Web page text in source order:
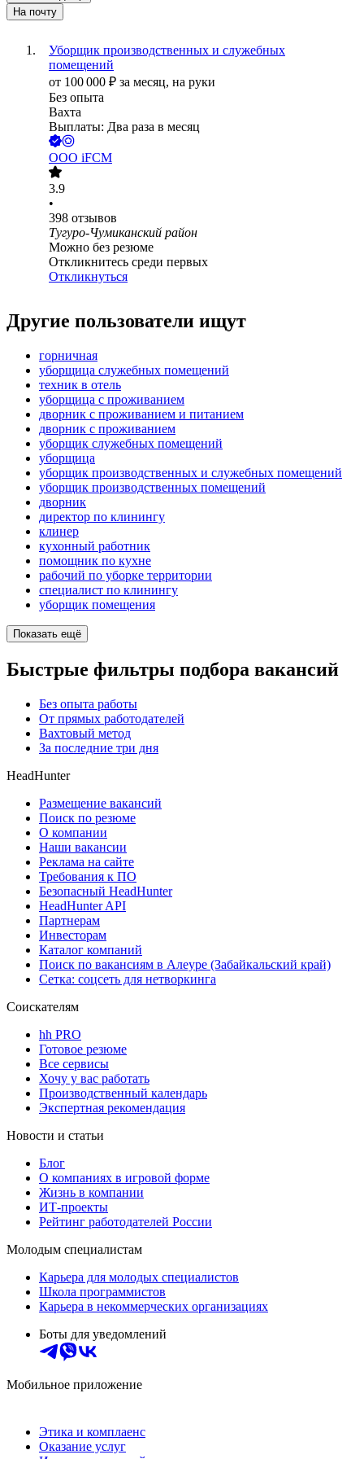
На почту
Уборщик производственных и служебных
помещений
от 100 000 ₽ за месяц, на руки
Без опыта
Вахта
Выплаты: Два раза в месяц
ООО iFCM
3.9
•
398 отзывов
Тугуро-Чумиканский район
Можно без резюме
Откликнитесь среди первых
Откликнуться
Другие пользователи ищут
горничная
уборщица служебных помещений
техник в отель
уборщица с проживанием
дворник с проживанием и питанием
дворник с проживанием
уборщик служебных помещений
уборщица
уборщик производственных и служебных помещений
уборщик производственных помещений
дворник
директор по клинингу
клинер
кухонный работник
помощник по кухне
рабочий по уборке территории
специалист по клинингу
уборщик помещения
Показать ещё
Быстрые фильтры подбора вакансий
Без опыта работы
От прямых работодателей
Вахтовый метод
За последние три дня
HeadHunter
Размещение вакансий
Поиск по резюме
О компании
Наши вакансии
Реклама на сайте
Требования к ПО
Безопасный HeadHunter
HeadHunter API
Партнерам
Инвесторам
Каталог компаний
Поиск по вакансиям в Алеуре (Забайкальский край)
Сетка: соцсеть для нетворкинга
Соискателям
hh PRO
Готовое резюме
Все сервисы
Хочу у вас работать
Производственный календарь
Экспертная рекомендация
Новости и статьи
Блог
О компаниях в игровой форме
Жизнь в компании
ИТ-проекты
Рейтинг работодателей России
Молодым специалистам
Карьера для молодых специалистов
Школа программистов
Карьера в некоммерческих организациях
Боты для уведомлений
Мобильное приложение
Этика и комплаенс
Оказание услуг